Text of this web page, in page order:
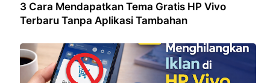
3 Cara Mendapatkan Tema Gratis HP Vivo
Terbaru Tanpa Aplikasi Tambahan